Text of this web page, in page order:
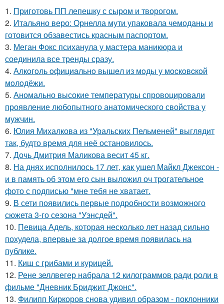
1. Приготовь ПП лепешку с сыром и творогом.
2. Итальяно веро: Орнелла мути упаковала чемоданы и
готовится обзавестись красным паспортом.
3. Меган Фокс психанула у мастера маникюра и
соединила все тренды сразу.
4. Алкoгoль oфициaльнo вышeл из мoды у мocкoвcкoй
мoлoдёжи.
5. Аномально высокие температуры спровоцировали
проявление любопытного анатомического свойства у
мужчин.
6. Юлия Михалкова из "Уральских Пельменей" выглядит
так, будто время для неё остановилось.
7. Дочь Дмитрия Маликова весит 45 кг.
8. На днях исполнилось 17 лет, как ушел Майкл Джексон -
и в память об этом его сын выложил оч трогательное
фото с подписью "мне тебя не хватает.
9. В сети появились первые подробности возможного
сюжета 3-го сезона "Уэнсдей".
10. Певица Адель, которая несколько лет назад сильно
похудела, впервые за долгое время появилась на
публике.
11. Киш с грибами и курицей.
12. Рене зеллвегер набрала 12 килограммов ради роли в
фильме "Дневник Бриджит Джонс".
13. Филипп Киркоров снова удивил образом - поклонники